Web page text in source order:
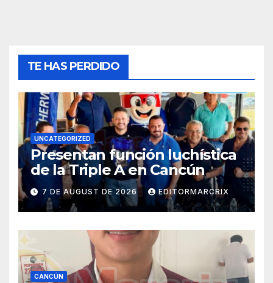
TE HAS PERDIDO
UNCATEGORIZED
Presentan función luchística
de la Triple A en Cancún
7 DE AUGUST DE 2026 EDITORMARCRIX
CANCÚN